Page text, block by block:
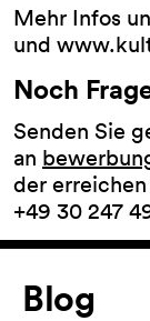
Mehr Infos
und
Noch
Senden Sie
an
der
+49 30 247
Artikel
Blog